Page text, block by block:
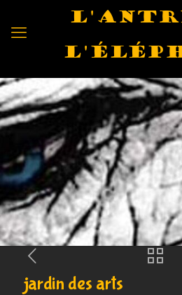
jardin des arts